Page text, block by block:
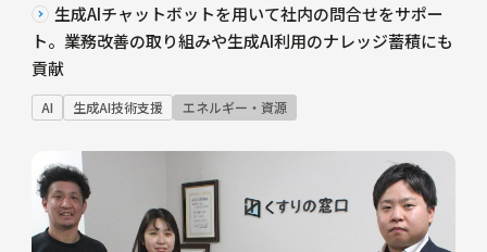
生成AIチャットボットを用いて社内の問合せをサポー
ト。業務改善の取り組みや生成AI利用のナレッジ蓄積にも
貢献
AI 生成AI技術支援 エネルギー・資源